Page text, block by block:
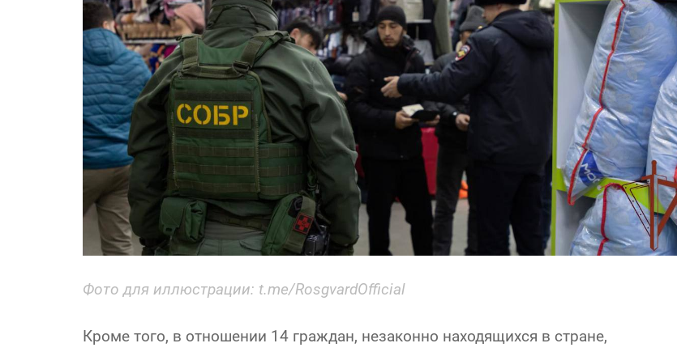
Фото для иллюстрации: t.me/RosgvardOfficial
Кроме того, в отношении 14 граждан, незаконно находящихся в стране,